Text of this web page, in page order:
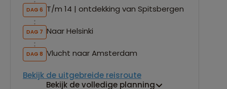
DAG 6 T/m 14 | ontdekking van Spitsbergen
DAG 7 Naar Helsinki
DAG 8 Vlucht naar Amsterdam
Bekijk de uitgebreide reisroute
Bekijk de volledige planning